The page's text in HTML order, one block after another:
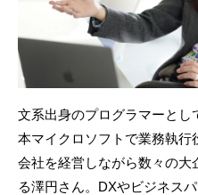
文系出身のプログラマーとし
本マイクロソフトで業務執
会社を経営しながら数々の大
る澤円さん。DXやビジネス